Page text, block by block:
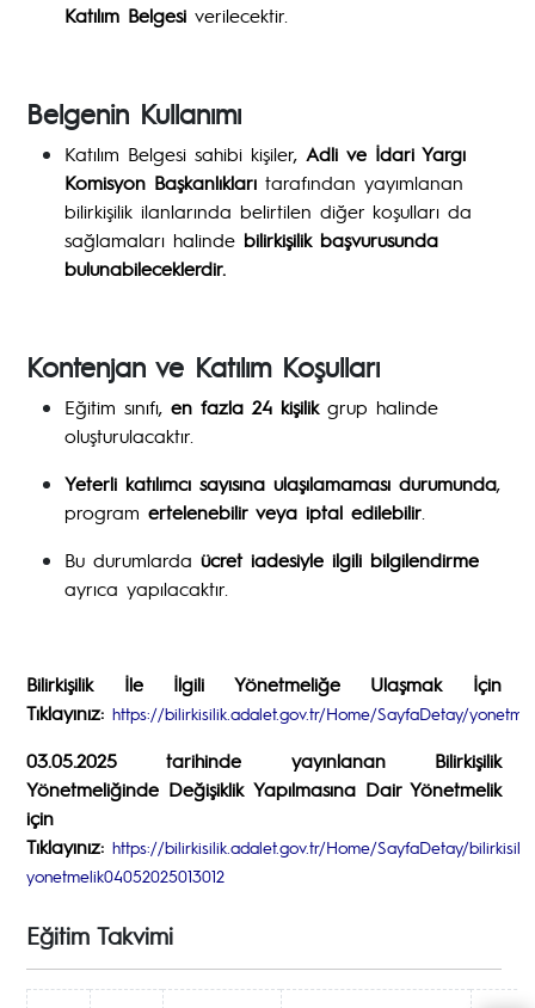
Katılım Belgesi verilecektir.
Belgenin Kullanımı
Katılım Belgesi sahibi kişiler, Adli ve İdari Yargı
Komisyon Başkanlıkları tarafından yayımlanan
bilirkişilik ilanlarında belirtilen diğer koşulları da
sağlamaları halinde bilirkişilik başvurusunda
bulunabileceklerdir.
Kontenjan ve Katılım Koşulları
Eğitim sınıfı, en fazla 24 kişilikgrup halinde
oluşturulacaktır.
Yeterli katılımcı sayısına ulaşılamaması durumunda,
program ertelenebilir veya iptal edilebilir
Bu durumlarda ücret iadesiyle ilgili bilgilendirme
ayrıca yapılacaktır.
Bilirkişilik İle İlgili Yönetmeliğe Ulaşmak İçin
Tıklayınız: https://bilirkisilik.adalet.gov.tr/Home/SayfaDetay/
03.05.2025 tarihinde yayınlanan Bilirkişilik
Yönetmeliğinde Değişiklik Yapılmasına Dair Yönetmelik
için
Tıklayınız: https://bilirkisilik.adalet.gov.tr/Home/SayfaDetay/bilirkisilik-
yonetmelik04052025013012
Eğitim Takvimi